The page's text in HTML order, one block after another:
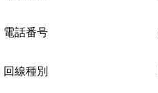
電話番号
回線種別